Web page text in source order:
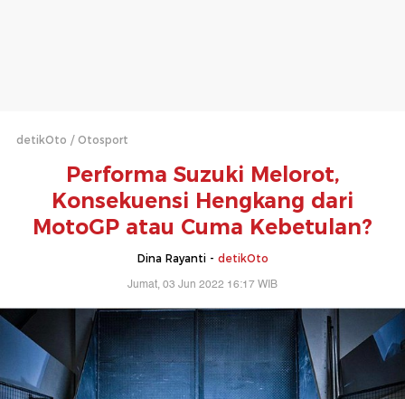
detikOto Otosport
Performa Suzuki Melorot,
Konsekuensi Hengkang dari
MotoGP atau Cuma Kebetulan?
Dina Rayanti - detikOto
Jumat, 03 Jun 2022 16:17 WIB